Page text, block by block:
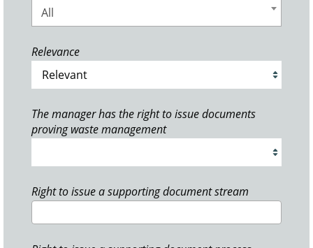
All
Relevance
The manager has the right to issue documents
proving waste management
Right to issue a supporting document stream